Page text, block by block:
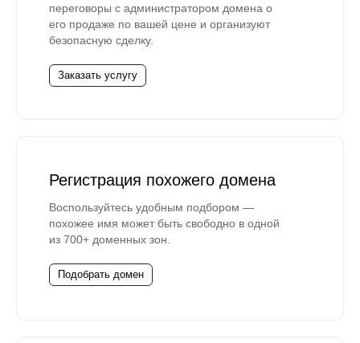
переговоры с администратором домена о
его продаже по вашей цене и организуют
безопасную сделку.
Заказать услугу
Регистрация похожего домена
Воспользуйтесь удобным подбором —
похожее имя может быть свободно в одной
из 700+ доменных зон.
Подобрать домен